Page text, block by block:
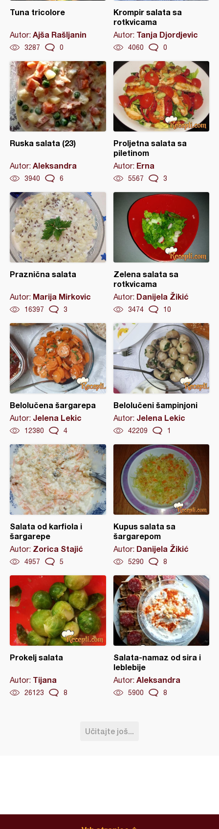
Tuna tricolore
Autor: Ajša Rašljanin
3287 0
Krompir salata sa
rotkvicama
Autor: Tanja Djordjevic
4060 0
Ruska salata (23)
Autor: Aleksandra
3940 6
Proljetna salata sa
piletinom
Autor: Erna
5567 3
Praznična salata
Autor: Marija Mirkovic
16397 3
Zelena salata sa
rotkvicama
Autor: Danijela Žikić
3474 10
Belolučena šargarepa
Autor: Jelena Lekic
12380 4
Belolučeni šampinjoni
Autor: Jelena Lekic
42209 1
Salata od karfiola i
šargarepe
Autor: Zorica Stajić
4957 5
Kupus salata sa
šargarepom
Autor: Danijela Žikić
5290 8
Prokelj salata
Autor: Tijana
26123 8
Salata-namaz od sira i
leblebije
Autor: Aleksandra
5900 8
Učitajte još...